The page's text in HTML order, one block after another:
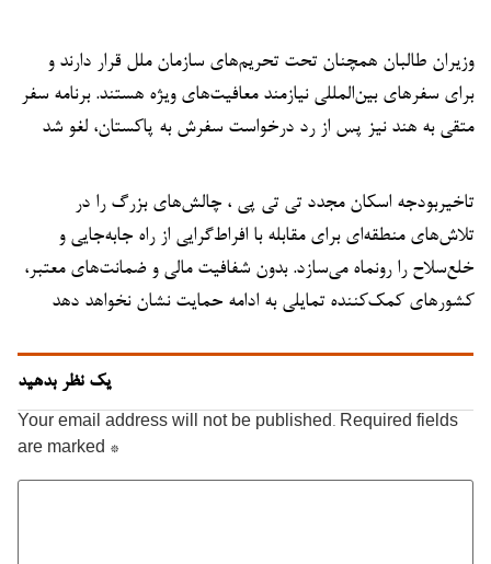
وزیران طالبان همچنان تحت تحریم‌های سازمان ملل قرار دارند و
برای سفرهای بین‌المللی نیازمند معافیت‌های ویژه هستند. برنامه سفر
متقی به هند نیز پس از رد درخواست سفرش به پاکستان، لغو شد
تاخیربودجه اسکان مجدد تی تی پی ، چالش‌های بزرگ را در
تلاش‌های منطقه‌ای برای مقابله با افراط‌گرایی از راه جابه‌جایی و
خلع‌سلاح را رونماه می‌سازد. بدون شفافیت مالی و ضمانت‌های معتبر،
کشورهای کمک‌کننده تمایلی به ادامه حمایت نشان نخواهد دهد
یک نظر بدهید
Your email address will not be published. Required fields
are marked *